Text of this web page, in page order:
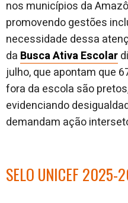
nos municípios da
promovendo gestões
necessidade dessa
da Busca Ativa Escolar
julho, que apontam que
fora da escola são
evidenciando
demandam ação
SELO UNICEF 2025-